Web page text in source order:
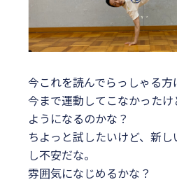
今これを読んでらっしゃる方
今まで運動してこなかった
ようになるのかな？
ちよっと試したいけど、新
し不安だな。
雰囲気になじめるかな？